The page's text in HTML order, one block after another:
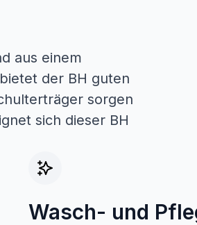
aus einem
der BH guten
sorgen
sich dieser BH
Wasch- und